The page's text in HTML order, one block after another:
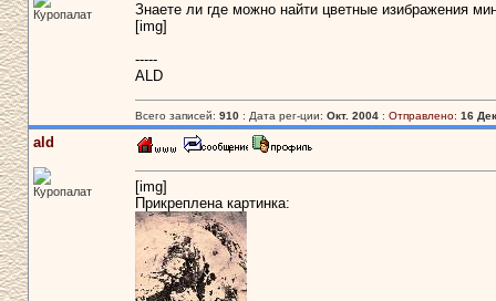
Куропалат
Знаете ли где можно найти цветные изибражения
[img]
-----
ALD
Всего записей: 910: Дата рег-ции: Окт. 2004: Отправлено: 16
ald
Куропалат
[img]
Прикреплена картинка: